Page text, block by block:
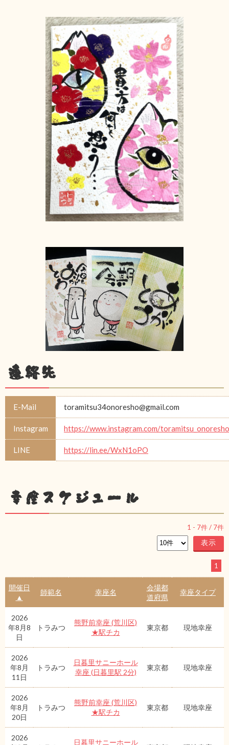
連絡先
E-Mail toramitsu34onoresho@gmail.com
Instagram https://www.instagram.com/
LINE https://lin.ee/WxN1oPO
幸座スケジュール
1 - 7件 / 7件
1
開催日
▲
師範名 幸座名
会場都
道府県
幸座タイプ
2026
年8月8
日
トラみつ
熊野前幸座 (荒川区)
★駅チカ
東京都 現地幸座
2026
年8月
11日
トラみつ
日暮里サニーホール
幸座 (日暮里駅 2分)
東京都 現地幸座
2026
年8月
20日
トラみつ
熊野前幸座 (荒川区)
★駅チカ
東京都 現地幸座
2026
日暮里サニーホール